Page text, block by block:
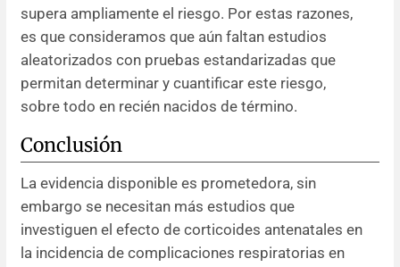
supera ampliamente el riesgo. Por estas razones,
es que consideramos que aún faltan estudios
aleatorizados con pruebas estandarizadas que
permitan determinar y cuantificar este riesgo,
sobre todo en recién nacidos de término.
Conclusión
La evidencia disponible es prometedora, sin
embargo se necesitan más estudios que
investiguen el efecto de corticoides antenatales en
la incidencia de complicaciones respiratorias en